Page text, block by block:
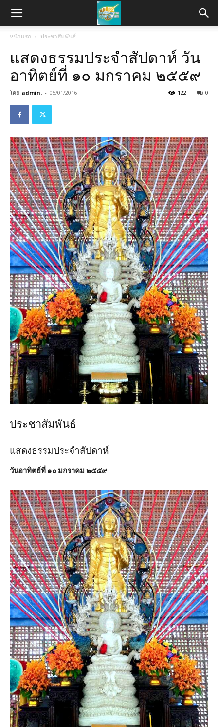
หน้าแรก ประชาสัมพันธ์
แสดงธรรมประจำสัปดาห์ วัน
อาทิตย์ที่ ๑๐ มกราคม ๒๕๕๙
โดย admin. - 05/01/2016 0
122
ประชาสัมพันธ์
แสดงธรรมประจำสัปดาห์
วันอาทิตย์ที่ ๑๐ มกราคม ๒๕๕๙